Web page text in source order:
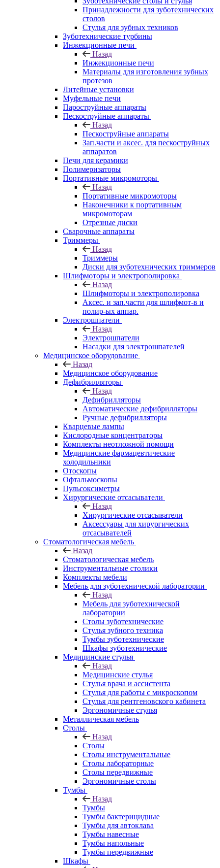
Принадлежности для зуботехнических
столов
Стулья для зубных техников
Зуботехнические турбины
Инжекционные печи
Назад
Инжекционные печи
Материалы для изготовления зубных
протезов
Литейные установки
Муфельные печи
Пароструйные аппараты
Пескоструйные аппараты
Назад
Пескоструйные аппараты
Зап.части и аксес. для пескоструйных
аппаратов
Печи для керамики
Полимеризаторы
Портативные микромоторы
Назад
Портативные микромоторы
Наконечники к портативным
микромоторам
Отрезные диски
Сварочные аппараты
Триммеры
Назад
Триммеры
Диски для зуботехнических триммеров
Шлифмоторы и электрополировка
Назад
Шлифмоторы и электрополировка
Аксес. и зап.части для шлифмот-в и
полир-ых аппар.
Электрошпатели
Назад
Электрошпатели
Насадки для электрошпателей
Медицинское оборудование
Назад
Медицинское оборудование
Дефибрилляторы
Назад
Дефибрилляторы
Автоматические дефибрилляторы
Ручные дефибрилляторы
Кварцевые лампы
Кислородные концентраторы
Комплекты неотложной помощи
Медицинские фармацевтические
холодильники
Отоскопы
Офтальмоскопы
Пульсоксиметры
Хирургические отсасыватели
Назад
Хирургические отсасыватели
Аксессуары для хирургических
отсасывателей
Стоматологическая мебель
Назад
Стоматологическая мебель
Инструментальные столики
Комплекты мебели
Мебель для зуботехнической лаборатории
Назад
Мебель для зуботехнической
лаборатории
Столы зуботехнические
Стулья зубного техника
Тумбы зуботехнические
Шкафы зуботехнические
Медицинские стулья
Назад
Медицинские стулья
Стулья врача и ассистента
Стулья для работы с микроскопом
Стулья для рентгеновского кабинета
Эргономичные стулья
Металлическая мебель
Столы
Назад
Столы
Столы инструментальные
Столы лабораторные
Столы передвижные
Эргономичные столы
Тумбы
Назад
Тумбы
Тумбы бактерицидные
Тумбы для автоклава
Тумбы навесные
Тумбы напольные
Тумбы передвижные
Шкафы